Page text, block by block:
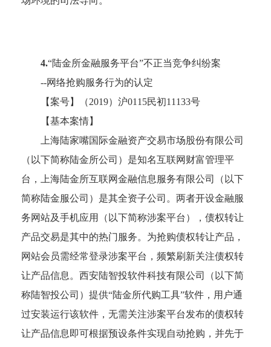
4.“陆金所金融服务平台”不正当竞争纠纷案
--网络抢购服务行为的认定
【案号】（2019）沪0115民初11133号
【基本案情】
上海陆家嘴国际金融资产交易市场股份有限公司
（以下简称陆金所公司）是知名互联网财富管理平
台，上海陆金所互联网金融信息服务有限公司（以下
简称陆金服公司）是其全资子公司。两者开设金融服
务网站及手机应用（以下简称涉案平台），债权转让
产品交易是其中的热门服务。为抢购债权转让产品，
网站会员需经常登录涉案平台，频繁刷新关注债权转
让产品信息。西安陆智投软件科技有限公司（以下简
称陆智投公司）提供“陆金所代购工具”软件，用户通
过安装运行该软件，无需关注涉案平台发布的债权转
让产品信息即可根据预设条件实现自动抢购，并先于